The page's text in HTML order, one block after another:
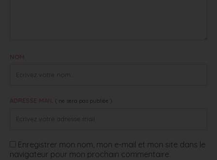
( ne sera pas publiée )
Enregistrer mon nom, mon e-mail et mon site dans le
navigateur pour mon prochain commentaire.